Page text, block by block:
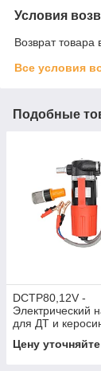
Условия
Возврат товара
Все условия
Подобные
DCTP80,12V -
Электрический
для ДТ и
Цену уточняйте